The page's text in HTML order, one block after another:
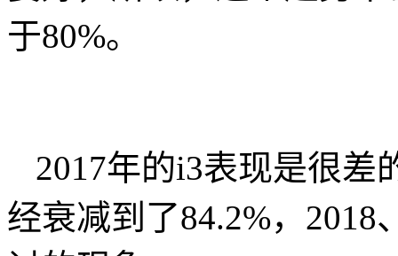
于80%。
2017年的i3表现是很差
经衰减到了84.2%，